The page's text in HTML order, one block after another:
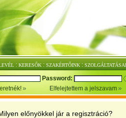
: KERESŐK : SZAKÉRTŐINK :
Password:
Elfelejtettem a jelszavam
előnyökkel jár a regisztráció?